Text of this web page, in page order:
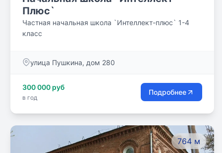
Плюс`
Частная начальная школа `Интеллект-плюс` 1-4
класс
улица Пушкина, дом 280
300 000 руб
в год
Подробнее
764 м